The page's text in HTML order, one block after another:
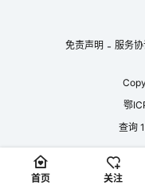
免责声明 - 服务协
鄂
查询
首页 关注